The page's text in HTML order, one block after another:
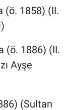
(ö. 1858) (II.
(ö. 1886) (II.
Ayşe
(Sultan